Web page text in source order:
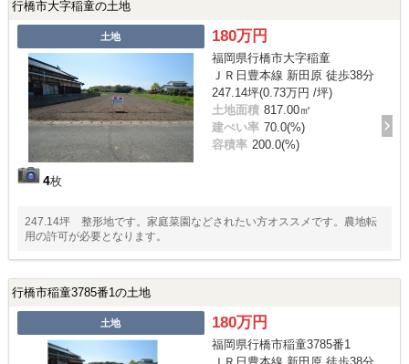
行橋市大字稲童の土地
土地
4枚
180万円
福岡県行橋市大字稲童
ＪＲ日豊本線 新田原 徒歩38分
247.14坪(0.73万円 /坪)
土地面積 817.00㎡
建ぺい率 70.0(%)
容積率 200.0(%)
247.14坪 整形地です。家庭菜園などされたい方オススメです。農地転
用の許可が必要となります。
行橋市稲童3785番1の土地
土地 180万円
福岡県行橋市稲童3785番1